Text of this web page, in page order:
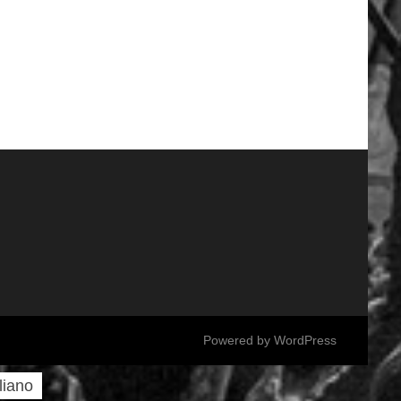
Powered by WordPress